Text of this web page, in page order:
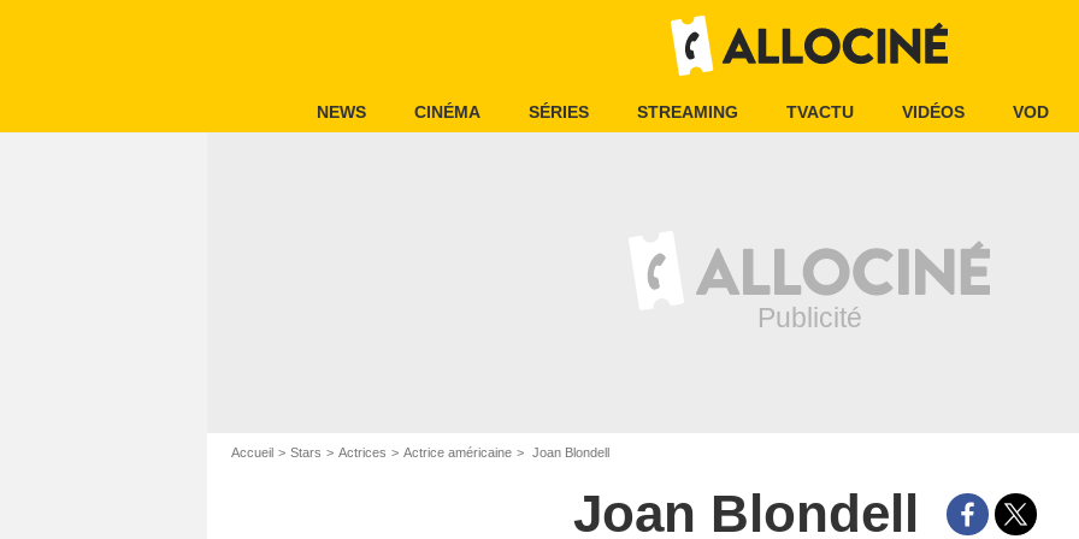
NEWS CINÉMA SÉRIES STREAMING TVACTU VIDÉOS VOD
Accueil Stars Actrices Actrice américaine Joan Blondell
Joan Blondell